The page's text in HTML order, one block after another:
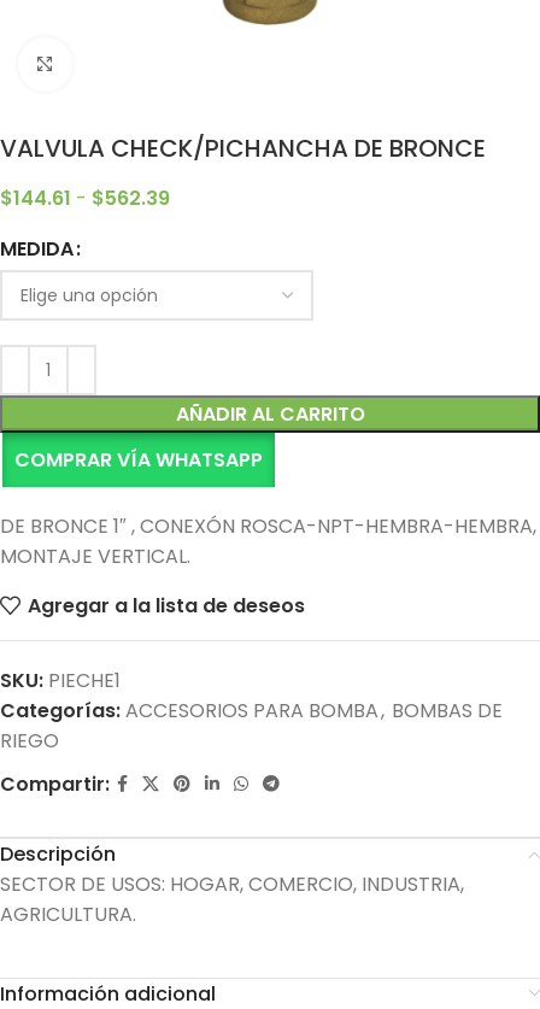
VALVULA CHECK/PICHANCHA DE BRONCE
$144.61 - $562.39
MEDIDA
AÑADIR AL CARRITO
COMPRAR VÍA WHATSAPP
Alternative:
DE BRONCE 1″ , CONEXÓN ROSCA-NPT-HEMBRA-HEMBRA,
MONTAJE VERTICAL.
Agregar a la lista de deseos
SKU: PIECHE1
Categorías:ACCESORIOS PARA BOMBA, BOMBAS DE
RIEGO
Compartir:
Descripción
SECTOR DE USOS: HOGAR, COMERCIO, INDUSTRIA,
AGRICULTURA.
Información adicional